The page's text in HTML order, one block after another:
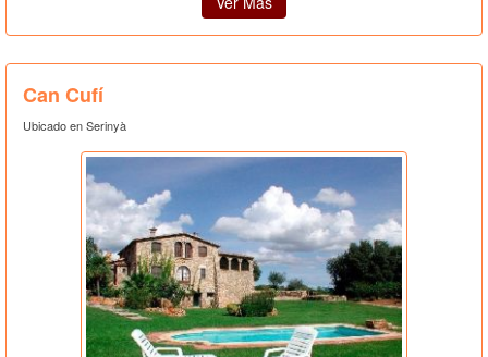
Can Cufí
Ubicado en Serinyà